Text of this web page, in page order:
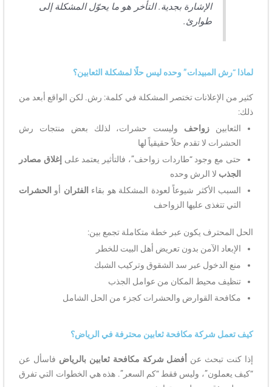
الإشارة بجدية. التأخر هو ما يحوّل المشكلة إلى
طوارئ.
لماذا “رش المبيدات” وحده ليس حلًا لمشكلة الثعابين؟
كثير من الإعلانات تختصر المشكلة في كلمة: رش. لكن الواقع أبعد من
ذلك:
الثعابينزواحفوليست حشرات، لذلك بعض منتجات رش
الحشرات لا تقدم حلاً حقيقياً لها
حتى مع وجود “طاردات زواحف”، فالتأثير يعتمد علىإغلاق مصادر
الجذبلا الرش وحده
السبب الأكثر شيوعاً لعودة المشكلة هو بقاءالفئران أو الحشرات
التي تتغذى عليها الزواحف
الحل المحترف يكون عبر خطة متكاملة تجمع بين:
الإبعاد الآمن بدون تعريض أهل البيت للخطر
منع الدخول عبر سد الشقوق وتركيب الشبك
تنظيف محيط المكان من عوامل الجذب
مكافحة القوارض والحشرات كجزء من الحل الشامل
كيف تعمل شركة مكافحة ثعابين محترفة في الرياض؟
إذا كنت تبحث عنأفضل شركة مكافحة ثعابين بالرياضفاسأل عن
“كيف يعملون”، وليس فقط “كم السعر”. هذه هي الخطوات التي تفرق